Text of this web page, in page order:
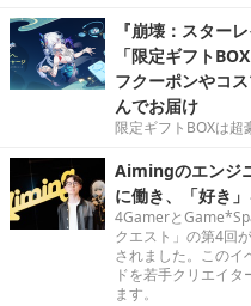
『崩壊：スター
「限定ギフト
フクーポンやコ
んでお届け
限定ギフトBOXは超
Aimingのエンジ
に働き、「好き
4Gamerと
クエスト」の第4回
されました。このイ
ドを若手クリエイ
ます。